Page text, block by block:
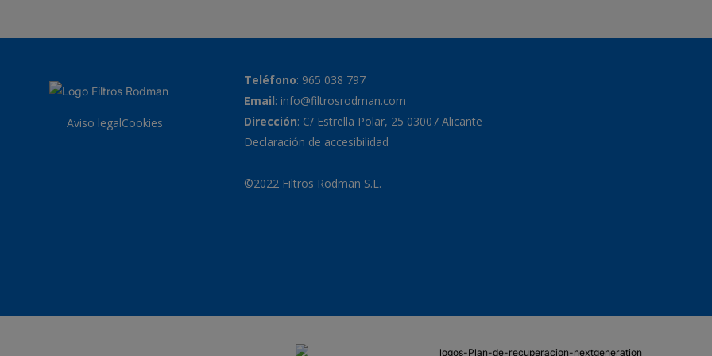
Aviso legalCookies
Teléfono: 965 038 797
Email: info@filtrosrodman.com
Dirección: C/ Estrella Polar, 25 03007 Alicante
Declaración de accesibilidad
©2022 Filtros Rodman S.L.